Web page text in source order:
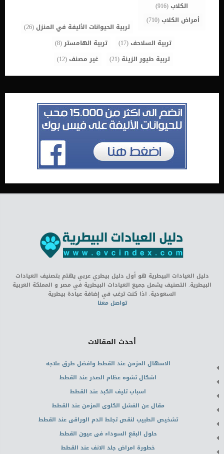
الكلاب(916)
أمراض الكلاب(710)
تربية الحيوانات الأليفة في المنزل(26)
تربية السلاحف(17) تربية الهامستر(8)
تربية طيور الزينة (21) غير مصنف(12)
دليل العيادات البيطرية هو أول دليل بيطري عربي يهتم بتصنيف العيادات
البيطرية. التصنيف يشمل جميع العيادات البيطرية في مصر و المملكة العربية
السعودية. اذا كنت ترغب في إضافة عيادة بيطرية
تواصل معنا
أحدث المقالات
الاسهال المزمن عند القطط وافضل طرق علاجه
اشكال تشوه عظام الصدر عند القطط
اسباب تليف الكبد عند القطط
مقال عن الفشل الكلوى المزمن عند القطط
تشخيص الطبيب لنقص تجلط الدم الوراقى عند القطط
حلول البقع السوداء فى عيون القطط
خطورة امراض جلد الانف عند القطط